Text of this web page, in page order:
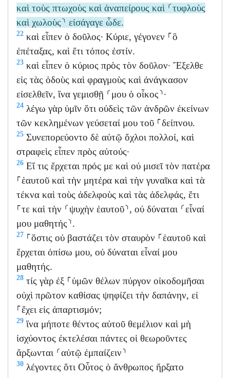
καὶ τοὺς πτωχοὺς καὶ ἀναπείρους καὶ ⸂τυφλοὺς
καὶ χωλοὺς⸃ εἰσάγαγε ὧδε.
22 καὶ εἶπεν ὁ δοῦλος· Κύριε, γέγονεν ⸀ὃ
ἐπέταξας, καὶ ἔτι τόπος ἐστίν.
23 καὶ εἶπεν ὁ κύριος πρὸς τὸν δοῦλον· Ἔξελθε
εἰς τὰς ὁδοὺς καὶ φραγμοὺς καὶ ἀνάγκασον
εἰσελθεῖν, ἵνα γεμισθῇ ⸂μου ὁ οἶκος⸃·
24 λέγω γὰρ ὑμῖν ὅτι οὐδεὶς τῶν ἀνδρῶν ἐκείνων
τῶν κεκλημένων γεύσεταί μου τοῦ ⸀δείπνου.
25 Συνεπορεύοντο δὲ αὐτῷ ὄχλοι πολλοί, καὶ
στραφεὶς εἶπεν πρὸς αὐτούς·
26 Εἴ τις ἔρχεται πρός με καὶ οὐ μισεῖ τὸν πατέρα
⸀ἑαυτοῦ καὶ τὴν μητέρα καὶ τὴν γυναῖκα καὶ τὰ
τέκνα καὶ τοὺς ἀδελφοὺς καὶ τὰς ἀδελφάς, ἔτι
⸀τε καὶ τὴν ⸂ψυχὴν ἑαυτοῦ⸃, οὐ δύναται ⸂εἶναί
μου μαθητής⸃.
27 ⸀ὅστις οὐ βαστάζει τὸν σταυρὸν ⸀ἑαυτοῦ καὶ
ἔρχεται ὀπίσω μου, οὐ δύναται εἶναί μου
μαθητής.
28 τίς γὰρ ἐξ ⸀ὑμῶν θέλων πύργον οἰκοδομῆσαι
οὐχὶ πρῶτον καθίσας ψηφίζει τὴν δαπάνην, εἰ
⸀ἔχει εἰς ἀπαρτισμόν;
29 ἵνα μήποτε θέντος αὐτοῦ θεμέλιον καὶ μὴ
ἰσχύοντος ἐκτελέσαι πάντες οἱ θεωροῦντες
ἄρξωνται ⸂αὐτῷ ἐμπαίζειν⸃
30 λέγοντες ὅτι Οὗτος ὁ ἄνθρωπος ἤρξατο